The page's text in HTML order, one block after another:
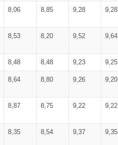
8,06 8,85 9,28 9,28
8,53 8,20 9,52 9,64
8,48 8,48 9,23 9,25
8,64 8,80 9,26 9,20
8,87 8,75 9,22 9,22
8,35 8,54 9,37 9,35